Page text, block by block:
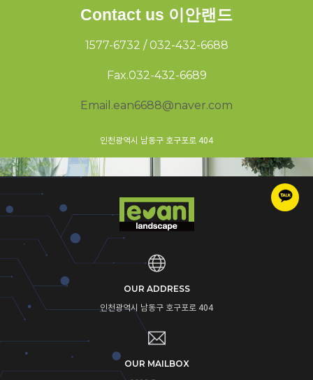
Contact us 이안랜드
1577-6732 / 032-432-6688
Fax.032-432-6689
Email.ean6688@naver.com
인천광역시 남동구 호구포로 404
OUR ADDRESS
인천광역시 남동구 호구포로 404
OUR MAILBOX